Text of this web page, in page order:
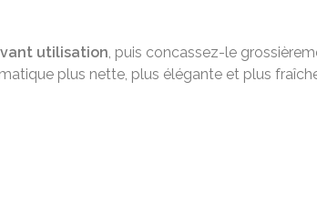
utilisation , puis concassez-le
plus nette, plus élégante et plus